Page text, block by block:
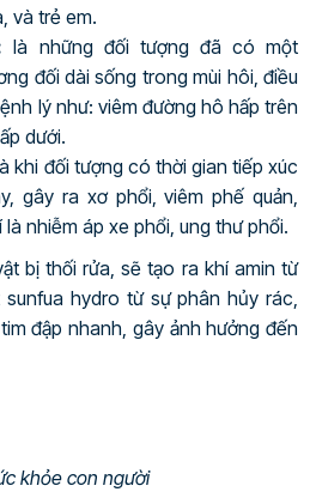
và trẻ em.
là những đối tượng đã có một
đối dài sống trong mùi hôi, điều
lý như: viêm đường hô hấp trên
dưới.
khi đối tượng có thời gian tiếp xúc
gây ra xơ phổi, viêm phế quản,
nhiễm áp xe phổi, ung thư phổi.
bị thối rửa, sẽ tạo ra khí amin từ
hydro từ sự phân hủy rác,
đập nhanh, gây ảnh hưởng đến
khỏe con người